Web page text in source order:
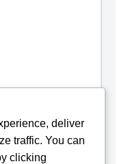
deliver
traffic. You can
clicking